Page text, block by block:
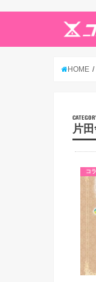
HOME
片
コ